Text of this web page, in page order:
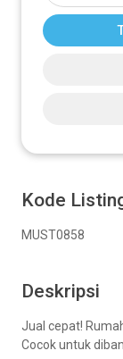
Kode
MUST0858
Deskripsi
Jual cepat!
Cocok untuk